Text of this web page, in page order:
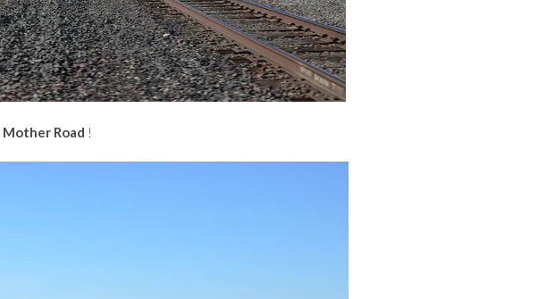
Mother Road !